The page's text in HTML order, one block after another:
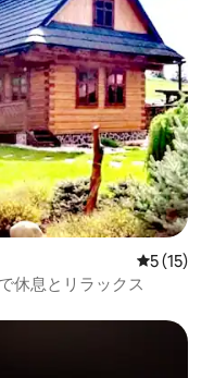
レビュー
5 (15)
休息とリラックス